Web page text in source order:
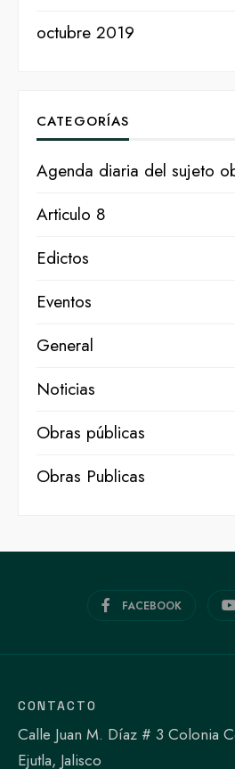
octubre 2019
CATEGORÍAS
Agenda diaria del sujeto
Articulo 8
Edictos
Eventos
General
Noticias
Obras públicas
Obras Publicas
FACEBOOK
CONTACTO
Calle Juan M. Díaz # 3 Colonia
Ejutla, Jalisco